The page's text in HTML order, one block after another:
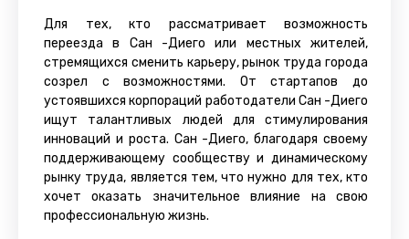
Для тех, кто рассматривает возможность
переезда в Сан -Диего или местных жителей,
стремящихся сменить карьеру, рынок труда города
созрел с возможностями. От стартапов до
устоявшихся корпораций работодатели Сан -Диего
ищут талантливых людей для стимулирования
инноваций и роста. Сан -Диего, благодаря своему
поддерживающему сообществу и динамическому
рынку труда, является тем, что нужно для тех, кто
хочет оказать значительное влияние на свою
профессиональную жизнь.